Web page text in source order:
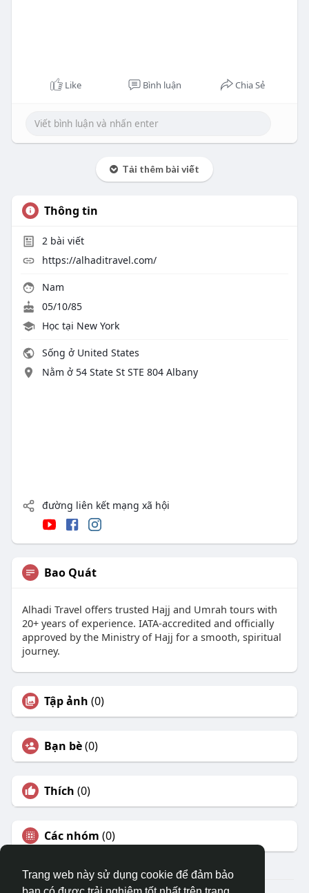
Trang web này sử dụng cookie để đảm bảo
Like Bình luận Chia Sẻ
Tải thêm bài viết
Thông tin
2bài viết
https://alhaditravel.com/
Nam
05/10/85
Học tại New York
Sống ở United States
Nằm ở 54 State St STE 804 Albany
đường liên kết mạng xã hội
Bao Quát
Alhadi Travel offers trusted Hajj and Umrah tours with
20+ years of experience. IATA-accredited and officially
approved by the Ministry of Hajj for a smooth, spiritual
journey.
Tập ảnh (0)
Bạn bè(0)
Thích (0)
Các nhóm (0)